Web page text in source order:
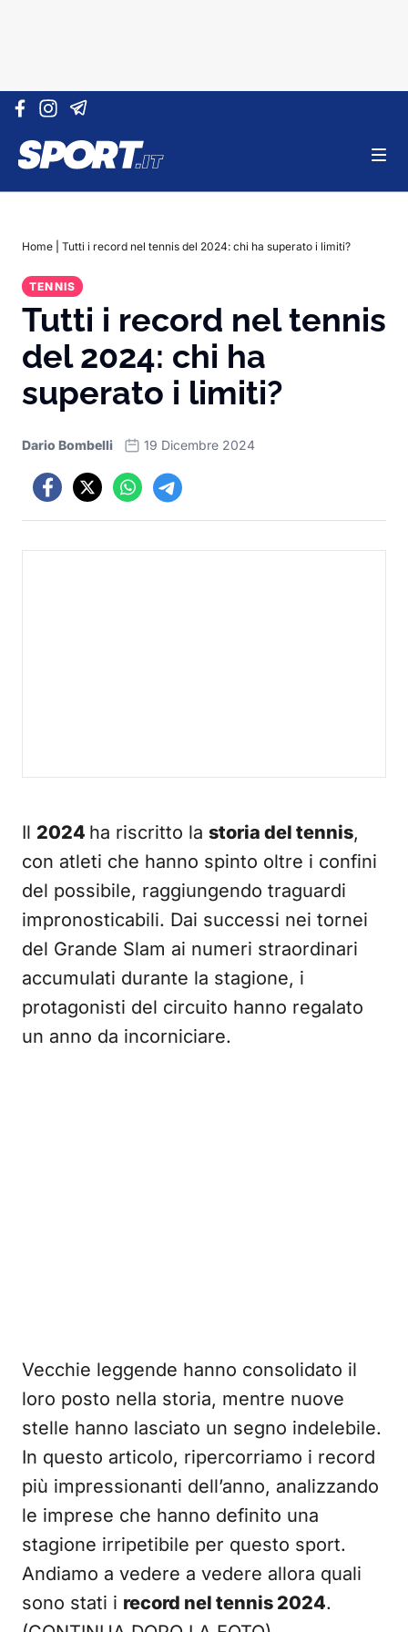
Vai al contenuto
Home Tutti i record nel tennis del 2024: chi ha superato i limiti?
TENNIS
Tutti i record nel tennis
del 2024: chi ha
superato i limiti?
Dario Bombelli 19 Dicembre 2024
Il 2024 ha riscritto la storia del tennis,
con atleti che hanno spinto oltre i confini
del possibile, raggiungendo traguardi
impronosticabili. Dai successi nei tornei
del Grande Slam ai numeri straordinari
accumulati durante la stagione, i
protagonisti del circuito hanno regalato
un anno da incorniciare.
Vecchie leggende hanno consolidato il
loro posto nella storia, mentre nuove
stelle hanno lasciato un segno indelebile.
In questo articolo, ripercorriamo i record
più impressionanti dell’anno, analizzando
le imprese che hanno definito una
stagione irripetibile per questo sport.
Andiamo a vedere a vedere allora quali
sono stati i record nel tennis 2024.